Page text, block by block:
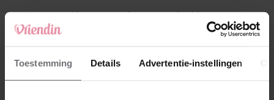
Toestemming Details Advertentie-instellingen
4 Weekhoroscoop: deze sterrenbeelden
kunnen zich op iets leuks verheugen
5 Makelaar Mandy: ‘Een bericht van de BN’er.
Een foto. Mijn lijf reageert’